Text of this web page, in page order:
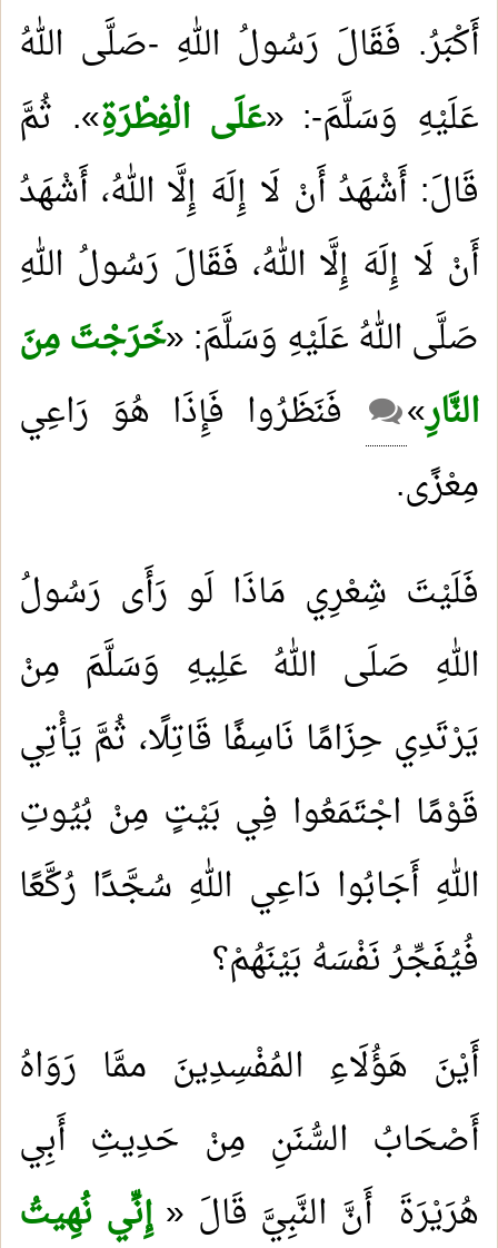
أَكْبَرُ. فَقَالَ رَسُولُ اللهِ -صَلَّى اللهُ
عَلَيْهِ وَسَلَّمَ-: «عَلَى الْفِطْرَةِ». ثُمَّ
قَالَ: أَشْهَدُ أَنْ لَا إِلَهَ إِلَّا اللهُ، أَشْهَدُ
أَنْ لَا إِلَهَ إِلَّا اللهُ، فَقَالَ رَسُولُ اللهِ
صَلَّى اللهُ عَلَيْهِ وَسَلَّمَ: «خَرَجْتَ مِنَ
النَّارِ»
فَنَظَرُوا فَإِذَا هُوَ رَاعِي
مِعْزًى.
فَلَيْتَ شِعْرِي مَاذَا لَو رَأَى رَسُولُ
اللهِ صَلَى اللهُ عَلِيهِ وَسَلَّمَ مِنْ
يَرْتَدِي حِزَامًا نَاسِفًا قَاتِلًا، ثُمَّ يَأْتِي
قَوْمًا اجْتَمَعُوا فِي بَيْتٍ مِنْ بُيُوتِ
اللهِ أَجَابُوا دَاعِي اللهِ سُجَّدًا رُكَّعًا
فُيُفَجِّرُ نَفْسَهُ بَيْنَهُمْ؟
أَيْنَ هَؤُلَاءِ المُفْسِدِينَ ممَّا رَوَاهُ
أَصْحَابُ السُّنَنِ مِنْ حَدِيثِ أَبِي
هُرَيْرَةَ أَنَّ النَّبِيَّ قَالَ «إِنِّي نُهِيتُ